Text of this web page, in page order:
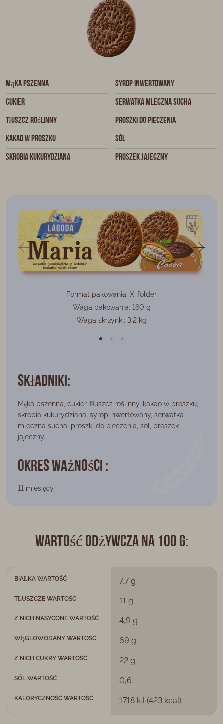
mąka pszenna
cukier
tłuszcz roślinny
kakao w proszku
skrobia kukurydziana
syrop inwertowany
serwatka mleczna sucha
proszki do pieczenia
sól
proszek jajeczny
Format pakowania: X-folder
Waga pakowania: 160 g
Waga skrzynki: 3,2 kg
Składniki:
Mąka pszenna, cukier, tłuszcz roślinny, kakao w proszku,
skrobia kukurydziana, syrop inwertowany, serwatka
mleczna sucha, proszki do pieczenia, sól, proszek
jajeczny.
Okres ważności :
11 miesięcy
Wartość odżywcza na 100 g:
BIAŁKA WARTOŚĆ 7,7 g
TŁUSZCZE WARTOŚĆ 11 g
Z NICH NASYCONE WARTOŚĆ 4,9 g
WĘGLOWODANY WARTOŚĆ 69 g
Z NICH CUKRY WARTOŚĆ 22 g
SÓL WARTOŚĆ 0,6
KALORYCZNOŚĆ WARTOŚĆ 1718 kJ (423 kcal)